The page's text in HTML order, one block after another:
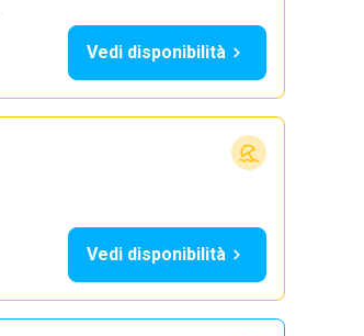
Vedi disponibilità
Vedi disponibilità